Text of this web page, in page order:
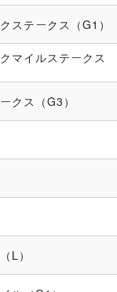
ステークス（G1）
マイルステークス
クス（G3）
L）